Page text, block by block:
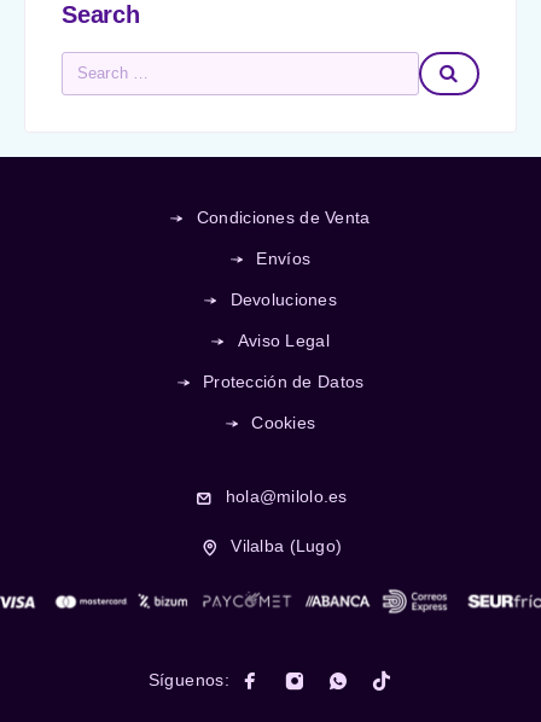
Search
Condiciones de Venta
Envíos
Devoluciones
Aviso Legal
Protección de Datos
Cookies
hola@milolo.es
Vilalba (Lugo)
Síguenos: